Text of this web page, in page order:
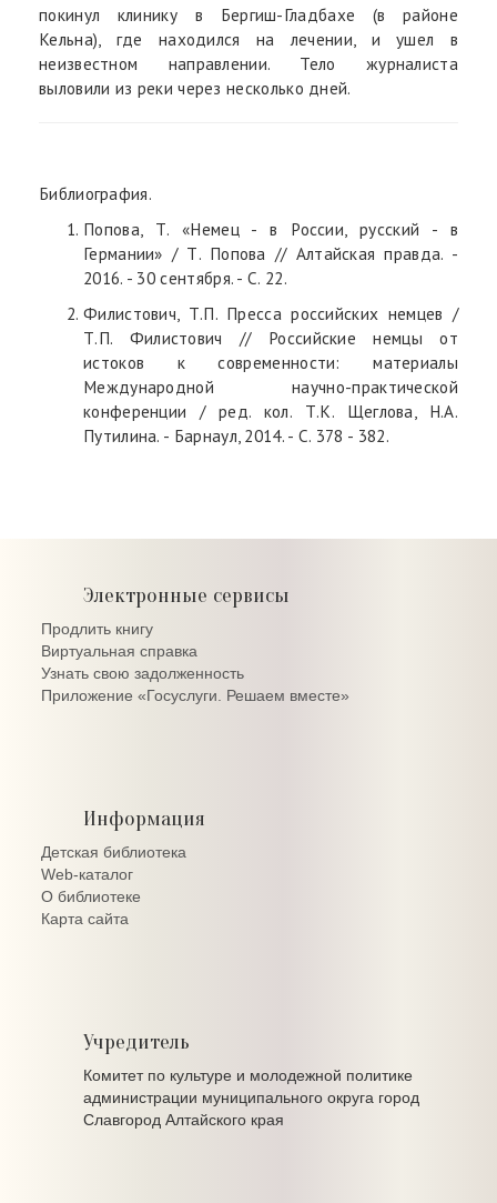
покинул клинику в Бергиш-Гладбахе (в районе
Кельна), где находился на лечении, и ушел в
неизвестном направлении. Тело журналиста
выловили из реки через несколько дней.
Библиография.
Попова, Т. «Немец - в России, русский - в
Германии» / Т. Попова // Алтайская правда. -
2016. - 30 сентября. - С. 22.
Филистович, Т.П. Пресса российских немцев /
Т.П. Филистович // Российские немцы от
истоков к современности: материалы
Международной научно-практической
конференции / ред. кол. Т.К. Щеглова, Н.А.
Путилина. - Барнаул, 2014. - С. 378 - 382.
Электронные сервисы
Продлить книгу
Виртуальная справка
Узнать свою задолженность
Приложение «Госуслуги. Решаем вместе»
Информация
Детская библиотека
Web-каталог
О библиотеке
Карта сайта
Учредитель
Комитет по культуре и молодежной политике
администрации муниципального округа город
Славгород Алтайского края